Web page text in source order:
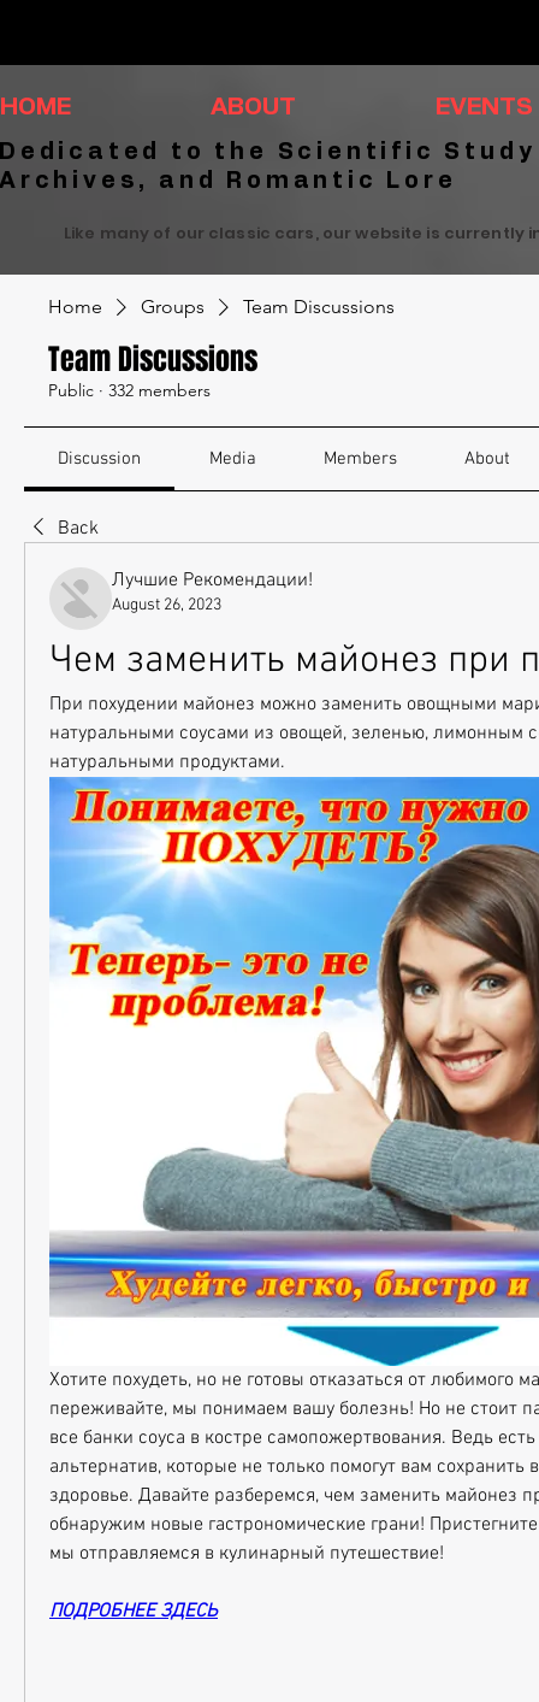
HOME ABOUT EVENTS
Dedicated to the Scientific
Archives, and Romantic Lore
Like many of our classic cars, our website is
Home Groups Team Discussions
Team Discussions
Public · 332 members
Discussion Media Members About
Back
Лучшие Рекомендации!
August 26, 2023
Чем заменить майонез при
При похудении майонез можно заменить овощными
натуральными соусами из овощей, зеленью, лимонным
натуральными продуктами.
Хотите похудеть, но не готовы отказаться от любимого
переживайте, мы понимаем вашу болезнь! Но не стоит
все банки соуса в костре самопожертвования. Ведь
альтернатив, которые не только помогут вам сохранить
здоровье. Давайте разберемся, чем заменить майонез
обнаружим новые гастрономические грани!
мы отправляемся в кулинарный путешествие!
ПОДРОБНЕЕ ЗДЕСЬ